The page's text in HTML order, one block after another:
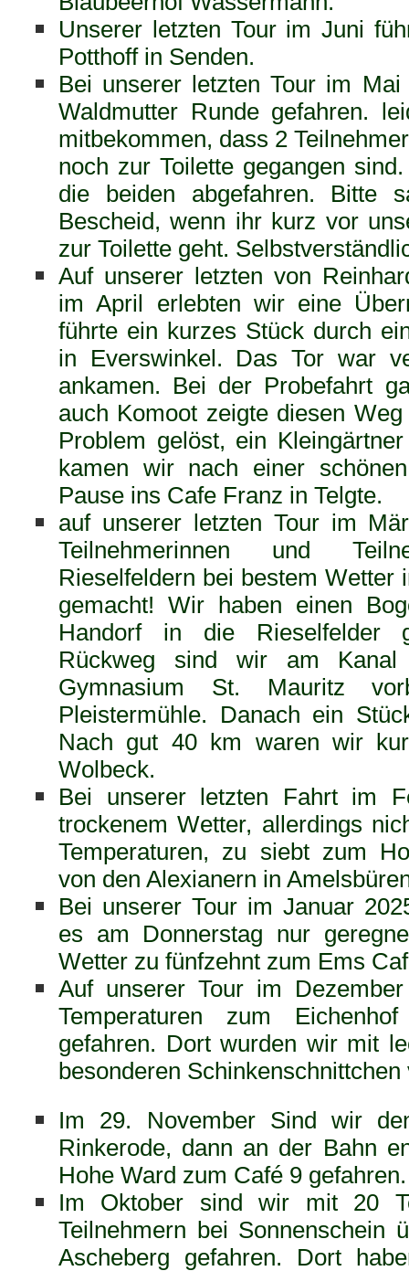
Unserer letzten Tour im Juni
Potthoff in Senden.
Bei unserer letzten Tour im
Waldmutter Runde gefahren.
mitbekommen, dass 2
noch zur Toilette gegangen
die beiden abgefahren. Bitte
Bescheid, wenn ihr kurz vor
zur Toilette geht.
Auf unserer letzten von
im April erlebten wir eine
führte ein kurzes Stück durch
in Everswinkel. Das Tor war
ankamen. Bei der Probefahrt
auch Komoot zeigte diesen
Problem gelöst, ein
kamen wir nach einer
Pause ins Cafe Franz in Telgte.
auf unserer letzten Tour im
Teilnehmerinnen und
Rieselfeldern bei bestem Wetter
gemacht! Wir haben einen
Handorf in die Rieselfelder
Rückweg sind wir am
Gymnasium St. Mauritz
Pleistermühle. Danach ein
Nach gut 40 km waren wir
Wolbeck.
Bei unserer letzten Fahrt im
trockenem Wetter, allerdings
Temperaturen, zu siebt zum
von den Alexianern in
Bei unserer Tour im Januar
es am Donnerstag nur
Wetter zu fünfzehnt zum Ems
Auf unserer Tour im
Temperaturen zum
gefahren. Dort wurden wir mit
besonderen Schinkenschnittchen
Im 29. November Sind wir
Rinkerode, dann an der Bahn
Hohe Ward zum Café 9 gefahren.
Im Oktober sind wir mit 20
Teilnehmern bei Sonnenschein
Ascheberg gefahren. Dort